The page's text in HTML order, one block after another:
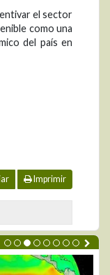
el sector
como una
del país en
Imprimir